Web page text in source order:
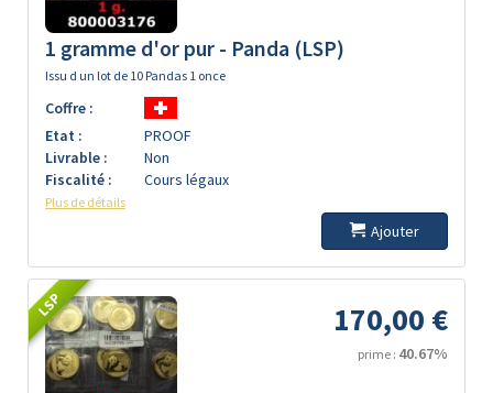
1 gramme d'or pur - Panda (LSP)
Issu d un lot de 10 Pandas 1 once
Coffre :
Etat :
PROOF
Livrable :
Non
Fiscalité :
Cours légaux
Plus de détails
Ajouter
LSP 170,00 €
prime : 40.67%